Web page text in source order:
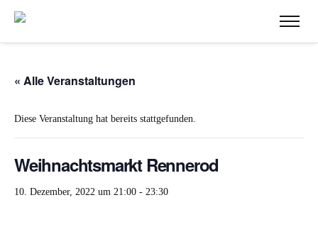
« Alle Veranstaltungen
Diese Veranstaltung hat bereits stattgefunden.
Weihnachtsmarkt Rennerod
10. Dezember, 2022 um 21:00 - 23:30